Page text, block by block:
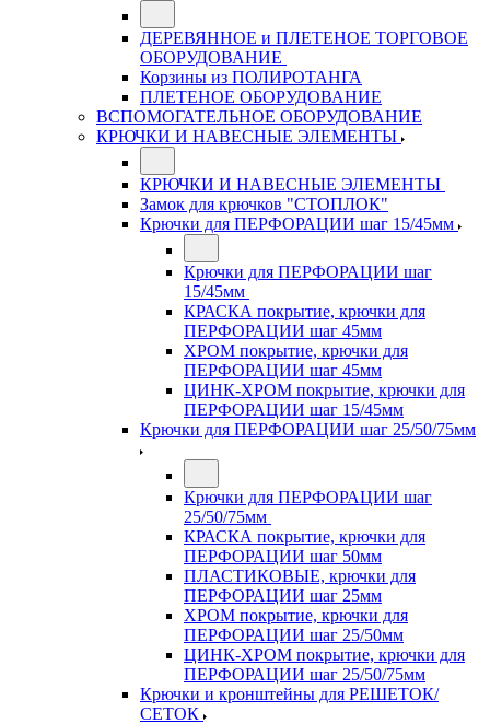
ДЕРЕВЯННОЕ и ПЛЕТЕНОЕ ТОРГОВОЕ
ОБОРУДОВАНИЕ
Корзины из ПОЛИРОТАНГА
ПЛЕТЕНОЕ ОБОРУДОВАНИЕ
ВСПОМОГАТЕЛЬНОЕ ОБОРУДОВАНИЕ
КРЮЧКИ И НАВЕСНЫЕ ЭЛЕМЕНТЫ
КРЮЧКИ И НАВЕСНЫЕ ЭЛЕМЕНТЫ
Замок для крючков "СТОПЛОК"
Крючки для ПЕРФОРАЦИИ шаг 15/45мм
Крючки для ПЕРФОРАЦИИ шаг
15/45мм
КРАСКА покрытие, крючки для
ПЕРФОРАЦИИ шаг 45мм
ХРОМ покрытие, крючки для
ПЕРФОРАЦИИ шаг 45мм
ЦИНК-ХРОМ покрытие, крючки для
ПЕРФОРАЦИИ шаг 15/45мм
Крючки для ПЕРФОРАЦИИ шаг 25/50/75мм
Крючки для ПЕРФОРАЦИИ шаг
25/50/75мм
КРАСКА покрытие, крючки для
ПЕРФОРАЦИИ шаг 50мм
ПЛАСТИКОВЫЕ, крючки для
ПЕРФОРАЦИИ шаг 25мм
ХРОМ покрытие, крючки для
ПЕРФОРАЦИИ шаг 25/50мм
ЦИНК-ХРОМ покрытие, крючки для
ПЕРФОРАЦИИ шаг 25/50/75мм
Крючки и кронштейны для РЕШЕТОК/
СЕТОК